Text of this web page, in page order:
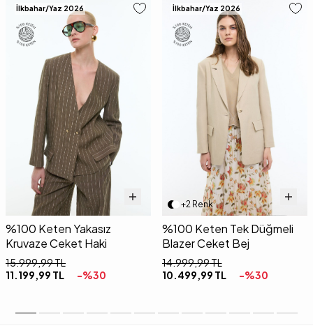
İlkbahar/Yaz 2026
%100 Keten Yakasız
Kruvaze Ceket Haki
15.999,99TL
11.199,99 TL -%30
İlkbahar/Yaz 2026
+2 Renk
%100 Keten Tek Düğmeli
Blazer Ceket Bej
14.999,99TL
10.499,99 TL -%30